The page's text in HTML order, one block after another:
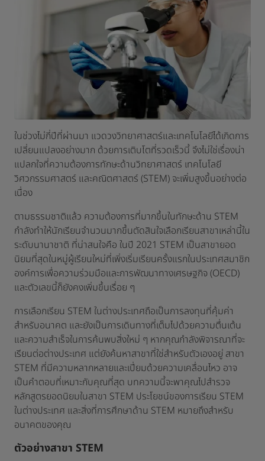
ในช่วงไม่กี่ปีที่ผ่านมา แวดวงวิทยาศาสตร์และเทคโนโลยีได้เกิดการ
เปลี่ยนแปลงอย่างมาก ด้วยการเติบโตที่รวดเร็วนี้ จึงไม่ใช่เรื่องน่า
แปลกใจที่ความต้องการทักษะด้านวิทยาศาสตร์ เทคโนโลยี
วิศวกรรมศาสตร์ และคณิตศาสตร์ (STEM) จะเพิ่มสูงขึ้นอย่างต่อ
เนื่อง
ตามธรรมชาติแล้ว ความต้องการที่มากขึ้นในทักษะด้าน STEM
กำลังทำให้นักเรียนจำนวนมากขึ้นตัดสินใจเลือกเรียนสาขาเหล่านี้ใน
ระดับนานาชาติ ที่น่าสนใจคือ ในปี 2021 STEM เป็นสาขายอด
นิยมที่สุดในหมู่ผู้เรียนใหม่ที่เพิ่งเริ่มเรียนครั้งแรกในประเทศสมาชิก
องค์การเพื่อความร่วมมือและการพัฒนาทางเศรษฐกิจ (OECD)
และตัวเลขนี้ก็ยังคงเพิ่มขึ้นเรื่อย ๆ
การเลือกเรียน STEM ในต่างประเทศถือเป็นการลงทุนที่คุ้มค่า
สำหรับอนาคต และยังเป็นการเดินทางที่เต็มไปด้วยความตื่นเต้น
และความสำเร็จในการค้นพบสิ่งใหม่ ๆ หากคุณกำลังพิจารณาที่จะ
เรียนต่อต่างประเทศ แต่ยังค้นหาสาขาที่ใช่สำหรับตัวเองอยู่ สาขา
STEM ที่มีความหลากหลายและเปี่ยมด้วยความเคลื่อนไหว อาจ
เป็นคำตอบที่เหมาะกับคุณที่สุด บทความนี้จะพาคุณไปสำรวจ
หลักสูตรยอดนิยมในสาขา STEM ประโยชน์ของการเรียน STEM
ในต่างประเทศ และสิ่งที่การศึกษาด้าน STEM หมายถึงสำหรับ
อนาคตของคุณ
ตัวอย่างสาขา STEM